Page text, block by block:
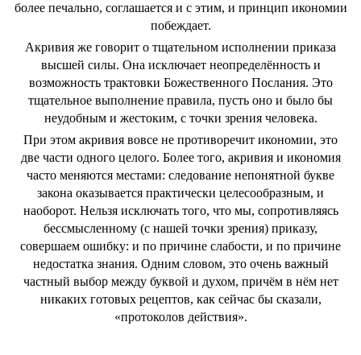
более печально, соглашается и с этим, и принцип икономии
побеждает.
Акривия же говорит о тщательном исполнении приказа
высшей силы. Она исключает неопределённость и
возможность трактовки Божественного Послания. Это
тщательное выполнение правила, пусть оно и было бы
неудобным и жестоким, с точки зрения человека.
При этом акривия вовсе не противоречит икономии, это
две части одного целого. Более того, акривия и икономия
часто меняются местами: следование непонятной букве
закона оказывается практически целесообразным, и
наоборот. Нельзя исключать того, что мы, сопротивляясь
бессмысленному (с нашей точки зрения) приказу,
совершаем ошибку: и по причине слабости, и по причине
недостатка знания. Одним словом, это очень важный
частный выбор между буквой и духом, причём в нём нет
никаких готовых рецептов, как сейчас бы сказали,
«протоколов действия».